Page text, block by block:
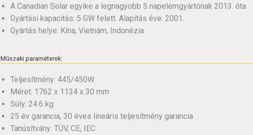
A Canadian Solar egyike a legnagyobb 5 napelemgyártónak 2013. óta
Gyártási kapacitás: 5 GW felett. Alapítás éve: 2001.
Gyártás helye: Kína, Vietnám, Indonézia
Műszaki paraméterek:
Teljesítmény: 445/450W
Méret: 1762 x 1134 x 30 mm
Súly: 24.6 kg
25 év garancia, 30 éves lineáris teljesítmény garancia
Tanúsítvány: TÜV, CE, IEC